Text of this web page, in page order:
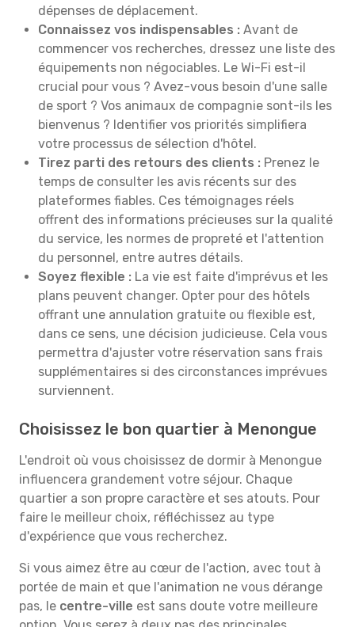
dépenses de déplacement.
Connaissez vos indispensables : Avant de
commencer vos recherches, dressez une liste des
équipements non négociables. Le Wi-Fi est-il
crucial pour vous ? Avez-vous besoin d'une salle
de sport ? Vos animaux de compagnie sont-ils les
bienvenus ? Identifier vos priorités simplifiera
votre processus de sélection d'hôtel.
Tirez parti des retours des clients : Prenez le
temps de consulter les avis récents sur des
plateformes fiables. Ces témoignages réels
offrent des informations précieuses sur la qualité
du service, les normes de propreté et l'attention
du personnel, entre autres détails.
Soyez flexible : La vie est faite d'imprévus et les
plans peuvent changer. Opter pour des hôtels
offrant une annulation gratuite ou flexible est,
dans ce sens, une décision judicieuse. Cela vous
permettra d'ajuster votre réservation sans frais
supplémentaires si des circonstances imprévues
surviennent.
Choisissez le bon quartier à Menongue
L'endroit où vous choisissez de dormir à Menongue
influencera grandement votre séjour. Chaque
quartier a son propre caractère et ses atouts. Pour
faire le meilleur choix, réfléchissez au type
d'expérience que vous recherchez.
Si vous aimez être au cœur de l'action, avec tout à
portée de main et que l'animation ne vous dérange
pas, le centre-ville est sans doute votre meilleure